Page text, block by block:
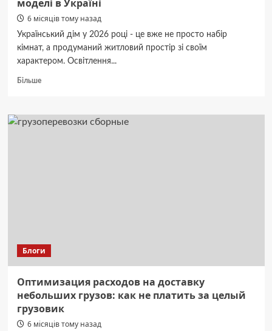
моделі в Україні
6 місяців тому назад
Український дім у 2026 році - це вже не просто набір
кімнат, а продуманий житловий простір зі своїм
характером. Освітлення...
БільшеДокладніше
люстри
для
Блоги
Оптимизация расходов на доставку
небольших грузов: как не платить за целый
грузовик
6 місяців тому назад